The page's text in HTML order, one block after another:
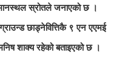
स्रोतले जनाएको छ ।
छाड्नेवित्तिकै ९ एन एएमई
शाक्य रहेको बताइएको छ ।